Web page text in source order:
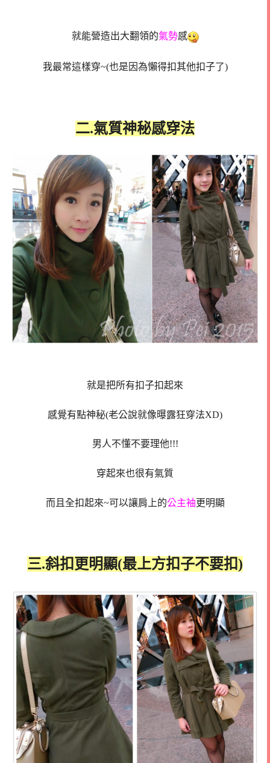
就能營造出大翻領的氣勢感
我最常這樣穿~(也是因為懶得扣其他扣子了)
二.氣質神秘感穿法
就是把所有扣子扣起來
感覺有點神秘(老公說就像曝露狂穿法XD)
男人不懂不要理他!!!
穿起來也很有氣質
而且全扣起來~可以讓肩上的公主袖更明顯
三.斜扣更明顯(最上方扣子不要扣)